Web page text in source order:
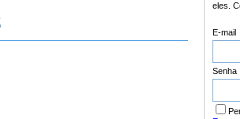
eles.
E-mail
Senha